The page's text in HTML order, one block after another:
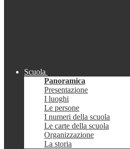
Scuola
Panoramica
Presentazione
I luoghi
Le persone
I numeri della scuola
Le carte della scuola
Organizzazione
La storia